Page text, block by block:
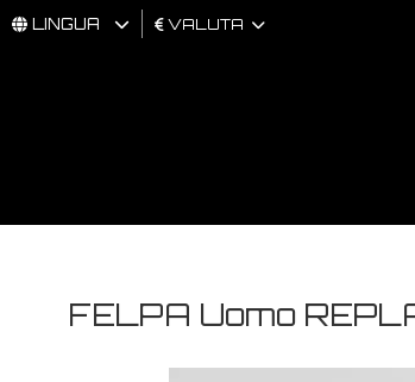
LINGUA VALUTA
FELPA Uomo